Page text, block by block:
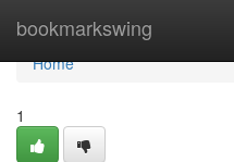
bookmarkswing
Home
Home
1